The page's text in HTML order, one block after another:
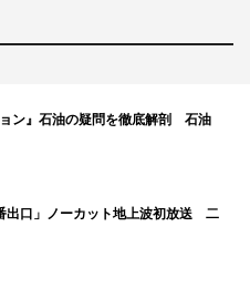
ョン』石油の疑問を徹底解剖 石油
出口」ノーカット地上波初放送 二